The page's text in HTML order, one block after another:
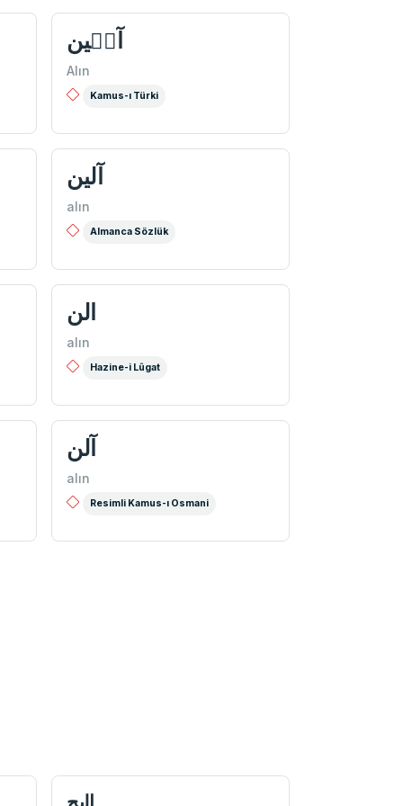
آلٖين
Alın
Kamus-ı Türki
آلین
alın
Almanca Sözlük
الن
alın
Hazine-i Lûgat
آلن
alın
Resimli Kamus-ı Osmani